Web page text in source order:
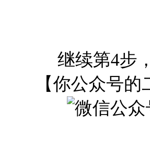
继续第4步
【你公众号